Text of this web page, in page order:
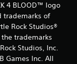
4 BLOOD™ logo
trademarks of
Rock Studios®
trademarks
Studios, Inc.
Games Inc. All